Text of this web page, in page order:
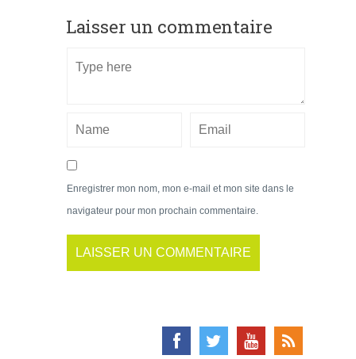
Laisser un commentaire
Enregistrer mon nom, mon e-mail et mon site dans le
navigateur pour mon prochain commentaire.